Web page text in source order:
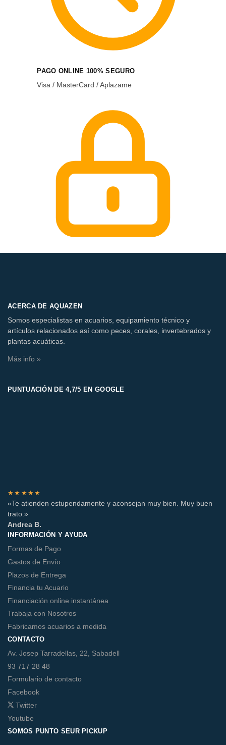
PAGO ONLINE 100% SEGURO
Visa / MasterCard / Aplazame
ACERCA DE AQUAZEN
Somos especialistas en acuarios, equipamiento técnico y
artículos relacionados así como peces, corales, invertebrados y
plantas acuáticas.
Más info »
PUNTUACIÓN DE 4,7/5 EN GOOGLE
★★★★★
«Te atienden estupendamente y aconsejan muy bien. Muy buen
trato.»
Andrea B.
INFORMACIÓN Y AYUDA
Formas de Pago
Gastos de Envío
Plazos de Entrega
Financia tu Acuario
Financiación online instantánea
Trabaja con Nosotros
Fabricamos acuarios a medida
CONTACTO
Av. Josep Tarradellas, 22, Sabadell
93 717 28 48
Formulario de contacto
Facebook
Twitter
Youtube
SOMOS PUNTO SEUR PICKUP